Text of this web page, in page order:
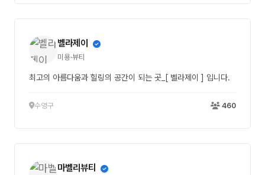
벨라제이
미용·뷰티
최고의 아름다움과 힐링의 공간이 되는 곳_[ 벨라제이 ] 입니다.
수영구 460
마벨리뷰티